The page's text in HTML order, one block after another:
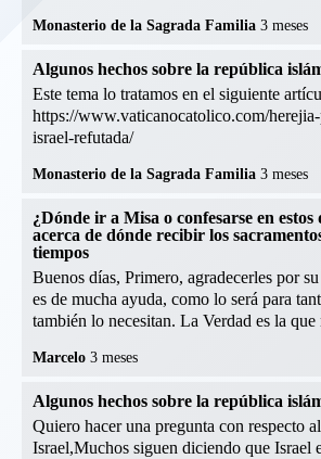
Monasterio de la Sagrada Familia 3 meses
Algunos hechos sobre la república
Este tema lo tratamos en el siguiente
https://www.vaticanocatolico.com/
israel-refutada/
Monasterio de la Sagrada Familia 3 meses
¿Dónde ir a Misa o confesarse en estos
acerca de dónde recibir los
tiempos
Buenos días, Primero, agradecerles por
es de mucha ayuda, como lo será para
también lo necesitan. La Verdad es la que
Marcelo 3 meses
Algunos hechos sobre la república
Quiero hacer una pregunta con respecto
Israel,Muchos siguen diciendo que Israel